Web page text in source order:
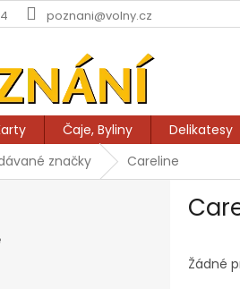
poznani@volny.cz
Čaje, Byliny Delikatesy
značky Careline
Žádné